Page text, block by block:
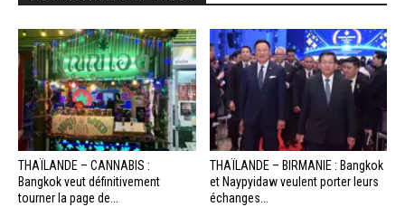
THAÏLANDE – CANNABIS :
Bangkok veut définitivement
tourner la page de...
THAÏLANDE – BIRMANIE : Bangkok
et Naypyidaw veulent porter leurs
échanges...